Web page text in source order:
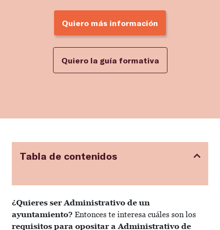
Quiero más información
Quiero la guía formativa
Tabla de contenidos
¿Quieres ser Administrativo de un
ayuntamiento? Entonces te interesa cuáles son los
requisitos para opositar a Administrativo de